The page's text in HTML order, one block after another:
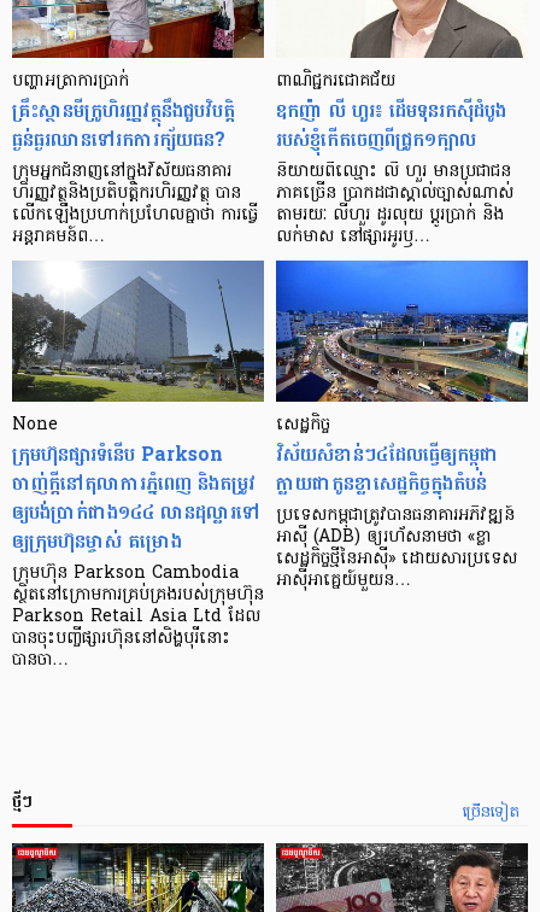
បញ្ហា​អត្រា​ការប្រាក់
គ្រឹះស្ថាន​មីក្រូ​ហិរញ្ញវត្ថុ​នឹង​ជួប​វិបត្តិ​
ធ្ងន់ធ្ងរ​ឈាន​ទៅ​រក​ការ​ក្ស័យធន?
ក្រុម​អ្នក​ជំនាញ​នៅ​ក្នុង​វិស័យ​ធនាគារ
ហិរញ្ញវត្ថុ​និង​ប្រតិបត្តិករ​ហិរញ្ញ​វត្ថុ បាន​​
លើក​ឡើង​ប្រហាក់​ប្រហែល​គ្នា​ថា ការ​ធ្វើ​
អន្តរាគមន៍​ព…
ពាណិជ្ជករជោគជ័យ
ឧកញ៉ា លី ហួរ៖ ដើមទុនរកស៊ីដំបូង
របស់ខ្ញុំកើតចេញពីជ្រូក១ក្បាល
និយាយ​ពី​ឈ្មោះ លី ហួរ មាន​ប្រជាជន​
ភាគ​ច្រើន ប្រាកដ​ជា​ស្គាល់​ច្បាស់​ណាស់
តាមរយៈ លីហួរ ដូរ​លុយ ប្តូរ​បា្រក់ និង​
លក់​មាស នៅ​ផ្សារ​អូរ​ឫ…
None
ក្រុមហ៊ុនផ្សារទំនើប Parkson
ចាញ់ក្ដីនៅតុលាការភ្នំពេញ និងតម្រូវ
ឲ្យបង់ប្រាក់ជាង១៤៤ លានដុល្លារទៅ
ឲ្យក្រុមហ៊ុនម្ចាស់ គម្រោង
ក្រុមហ៊ុន Parkson Cambodia
ស្ថិតនៅក្រោមការគ្រប់គ្រងរបស់ក្រុមហ៊ុន
Parkson Retail Asia Ltd ដែល
បានចុះបញ្ចីផ្សារហ៊ុននៅសិង្ហបុរីនោះ
បានចា…
សេដ្ឋកិច្ច​
វិស័យ​សំខាន់ៗ​៤​ដែល​ធ្វើ​ឲ្យ​កម្ពុជា​
ក្លាយ​ជា​កូន​ខ្លា​សេដ្ឋកិច្ច​ក្នុង​តំបន់
ប្រទេស​កម្ពុជា​ត្រូវ​បាន​ធនាគារ​អភិវឌ្ឍន៍​
អាស៊ី (ADB) ឲ្យ​រហ័ស​នាមថា «ខ្លា​
សេដ្ឋកិច្ច​ថ្មី​នៃ​អាស៊ី» ដោយសារ​ប្រទេស​
អាស៊ី​អាគ្នេយ៍​មួយ​ន…
ច្រើនទៀត
ថ្មីៗ